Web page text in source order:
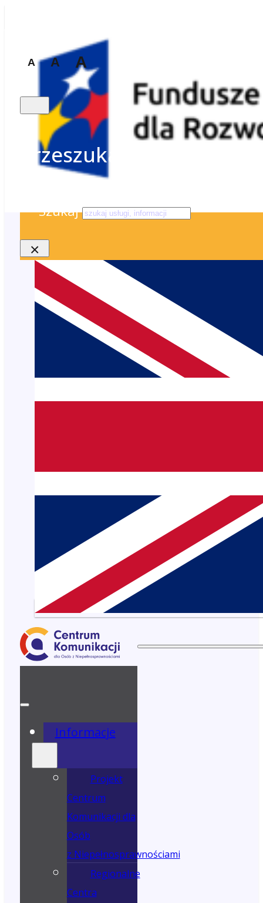
A A A
Przeszukaj stronę
Szukaj
×
Informacje
Projekt
Centrum
Komunikacji dla
Osób
z Niepełnosprawnościami
Regionalne
Centra